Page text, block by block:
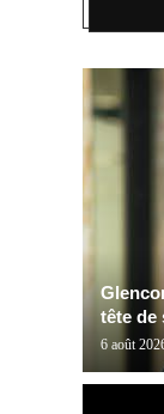
tête de
6 août